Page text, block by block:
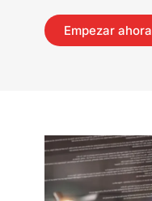
Empezar ahora